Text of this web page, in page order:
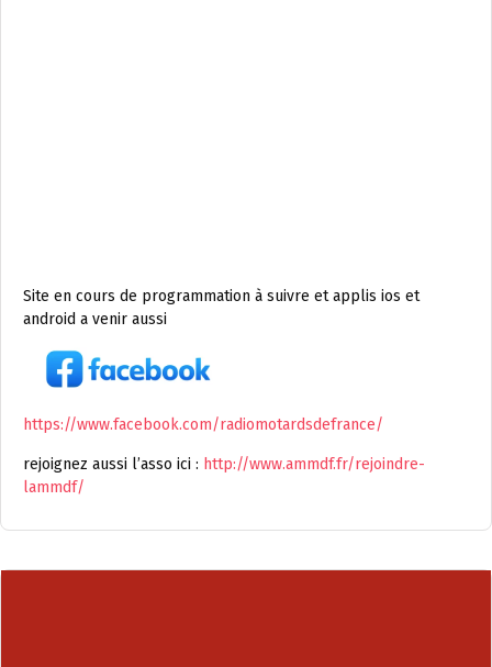
Site en cours de programmation à suivre et applis ios et
android a venir aussi
https://www.facebook.com/radiomotardsdefrance/
rejoignez aussi l’asso ici : http://www.ammdf.fr/rejoindre-
lammdf/